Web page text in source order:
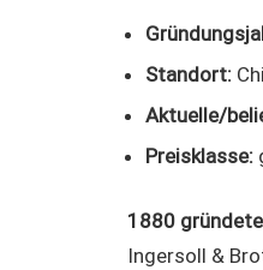
Standort:
Aktuelle/
Preisklasse:
1880
Ingersoll &